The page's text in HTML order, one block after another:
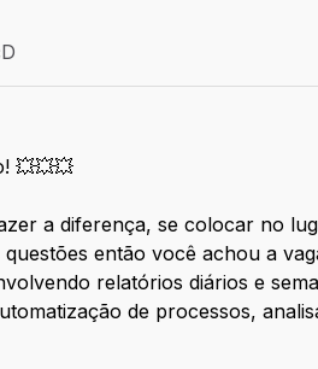
💥💥💥
a diferença, se colocar no
então você achou a
relatórios diários e
de processos,